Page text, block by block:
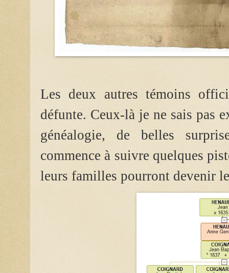
Les deux autres témoins
défunte. Ceux-là je ne sais pas
généalogie, de belles
commence à suivre quelques
leurs familles pourront devenir